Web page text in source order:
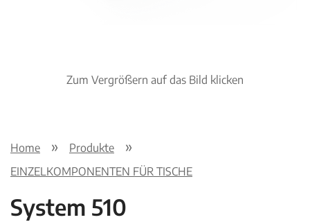
Zum Vergrößern auf das Bild klicken
Home
Produkte
EINZELKOMPONENTEN FÜR TISCHE
System 510